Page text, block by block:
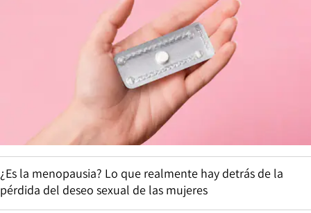
¿Es la menopausia? Lo que realmente hay detrás de la
pérdida del deseo sexual de las mujeres